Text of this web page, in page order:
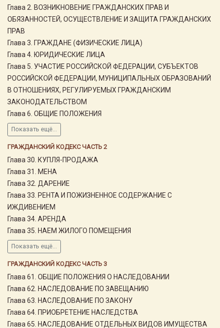
Глава 2. ВОЗНИКНОВЕНИЕ ГРАЖДАНСКИХ ПРАВ И
ОБЯЗАННОСТЕЙ, ОСУЩЕСТВЛЕНИЕ И ЗАЩИТА ГРАЖДАНСКИХ
ПРАВ
Глава 3. ГРАЖДАНЕ (ФИЗИЧЕСКИЕ ЛИЦА)
Глава 4. ЮРИДИЧЕСКИЕ ЛИЦА
Глава 5. УЧАСТИЕ РОССИЙСКОЙ ФЕДЕРАЦИИ, СУБЪЕКТОВ
РОССИЙСКОЙ ФЕДЕРАЦИИ, МУНИЦИПАЛЬНЫХ ОБРАЗОВАНИЙ
В ОТНОШЕНИЯХ, РЕГУЛИРУЕМЫХ ГРАЖДАНСКИМ
ЗАКОНОДАТЕЛЬСТВОМ
Глава 6. ОБЩИЕ ПОЛОЖЕНИЯ
Показать ещё...
ГРАЖДАНСКИЙ КОДЕКС ЧАСТЬ 2
Глава 30. КУПЛЯ-ПРОДАЖА
Глава 31. МЕНА
Глава 32. ДАРЕНИЕ
Глава 33. РЕНТА И ПОЖИЗНЕННОЕ СОДЕРЖАНИЕ С
ИЖДИВЕНИЕМ
Глава 34. АРЕНДА
Глава 35. НАЕМ ЖИЛОГО ПОМЕЩЕНИЯ
Показать ещё...
ГРАЖДАНСКИЙ КОДЕКС ЧАСТЬ 3
Глава 61. ОБЩИЕ ПОЛОЖЕНИЯ О НАСЛЕДОВАНИИ
Глава 62. НАСЛЕДОВАНИЕ ПО ЗАВЕЩАНИЮ
Глава 63. НАСЛЕДОВАНИЕ ПО ЗАКОНУ
Глава 64. ПРИОБРЕТЕНИЕ НАСЛЕДСТВА
Глава 65. НАСЛЕДОВАНИЕ ОТДЕЛЬНЫХ ВИДОВ ИМУЩЕСТВА